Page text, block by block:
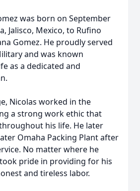
was born on September
Jalisco, Mexico, to Rufino
Gomez. He proudly served
and was known
as a dedicated and
Nicolas worked in the
a strong work ethic that
his life. He later
Omaha Packing Plant after
No matter where he
pride in providing for his
and tireless labor.